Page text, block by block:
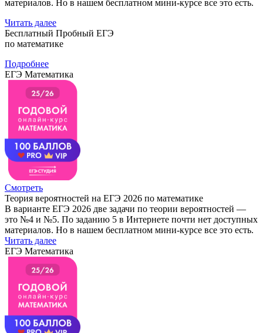
материалов. Но в нашем бесплатном мини-курсе все это есть.
Читать далее
Бесплатный Пробный ЕГЭ
по математике
Подробнее
ЕГЭ Математика
Смотреть
Теория вероятностей на ЕГЭ 2026 по математике
В варианте ЕГЭ 2026 две задачи по теории вероятностей —
это №4 и №5. По заданию 5 в Интернете почти нет доступных
материалов. Но в нашем бесплатном мини-курсе все это есть.
Читать далее
ЕГЭ Математика